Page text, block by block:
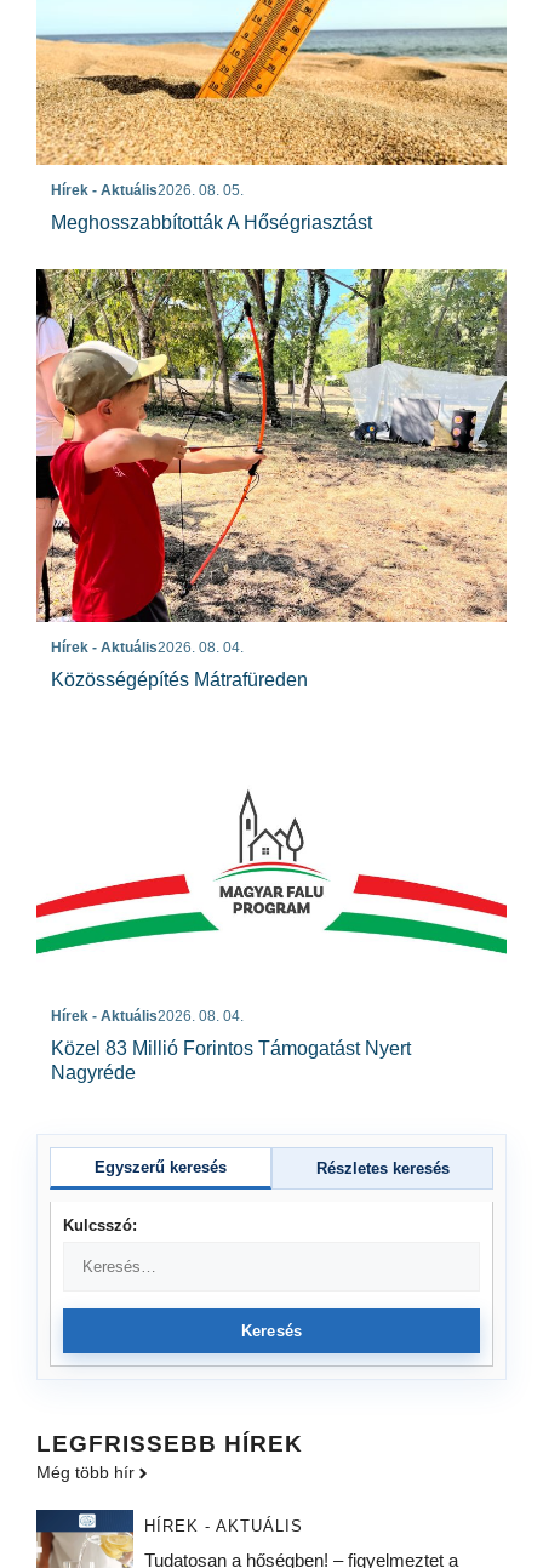
Hírek - Aktuális2026. 08. 05.
Meghosszabbították A Hőségriasztást
Hírek - Aktuális2026. 08. 04.
Közösségépítés Mátrafüreden
Hírek - Aktuális2026. 08. 04.
Közel 83 Millió Forintos Támogatást Nyert
Nagyréde
Egyszerű keresés Részletes keresés
Kulcsszó:
Keresés
LEGFRISSEBB HÍREK
Még több hír
HÍREK - AKTUÁLIS
Tudatosan a hőségben! – figyelmeztet a